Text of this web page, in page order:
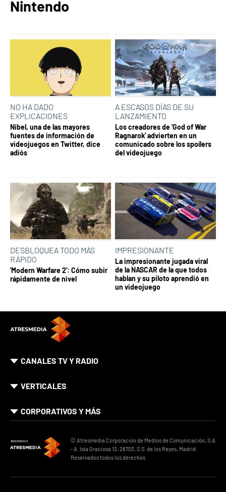
Nintendo
NO HA DADO
EXPLICACIONES
Nibel, una de las mayores
fuentes de información de
videojuegos en Twitter, dice
adiós
A ESCASOS DÍAS DE SU
LANZAMIENTO
Los creadores de 'God of War
Ragnarok' advierten en un
comunicado sobre los spoílers
del videojuego
DESBLOQUEA TODO MÁS
RÁPIDO
'Modern Warfare 2': Cómo subir
rápidamente de nivel
IMPRESIONANTE
La impresionante jugada viral
de la NASCAR de la que todos
hablan y su piloto aprendió en
un videojuego
CANALES TV Y RADIO
VERTICALES
CORPORATIVOS Y MÁS
© Atresmedia Corporación de Medios de Comunicación, S.A
- A. Isla Graciosa 13, 28703, S.S. de los Reyes, Madrid.
Reservados todos los derechos